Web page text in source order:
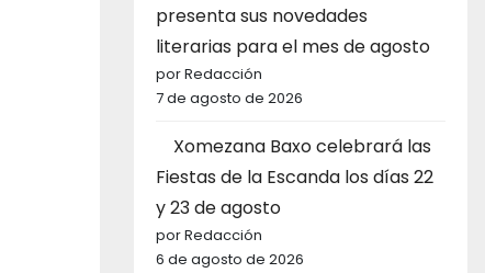
presenta sus novedades
literarias para el mes de agosto
por Redacción
7 de agosto de 2026
Xomezana Baxo celebrará las
Fiestas de la Escanda los días 22
y 23 de agosto
por Redacción
6 de agosto de 2026